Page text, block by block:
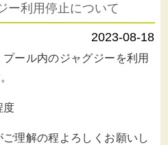
ー利用停止について
2023-08-18
ール内のジャグジーを利用
度
理解の程よろしくお願いし